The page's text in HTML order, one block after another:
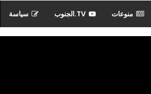
منوعات TV.الجنوب سياسة